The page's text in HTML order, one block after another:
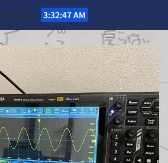
2026 3:32:49 AM